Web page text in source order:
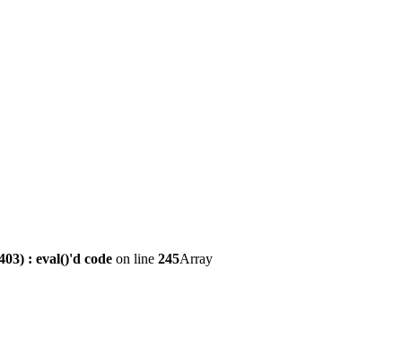
: eval()'d code on line 245Array